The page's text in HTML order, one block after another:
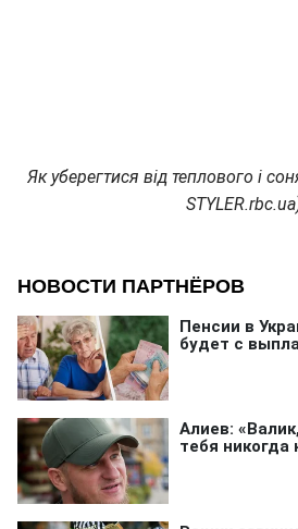
Як уберегтися від теплового і